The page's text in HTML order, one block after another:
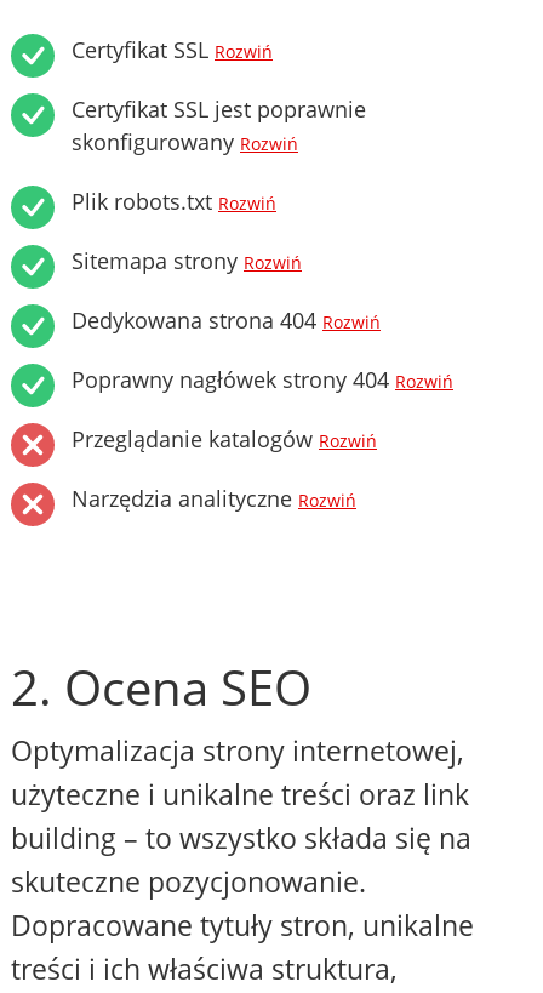
Certyfikat SSL Rozwiń
Certyfikat SSL jest poprawnie
skonfigurowany Rozwiń
Plik robots.txt Rozwiń
Sitemapa strony Rozwiń
Dedykowana strona 404 Rozwiń
Poprawny nagłówek strony 404 Rozwiń
Przeglądanie katalogów Rozwiń
Narzędzia analityczne Rozwiń
2. Ocena SEO
Optymalizacja strony internetowej,
użyteczne i unikalne treści oraz link
building – to wszystko składa się na
skuteczne pozycjonowanie.
Dopracowane tytuły stron, unikalne
treści i ich właściwa struktura,